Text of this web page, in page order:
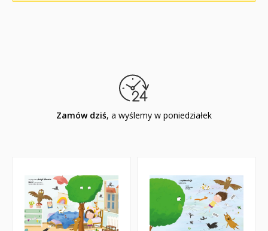
Zamów dziś, a wyślemy w poniedziałek